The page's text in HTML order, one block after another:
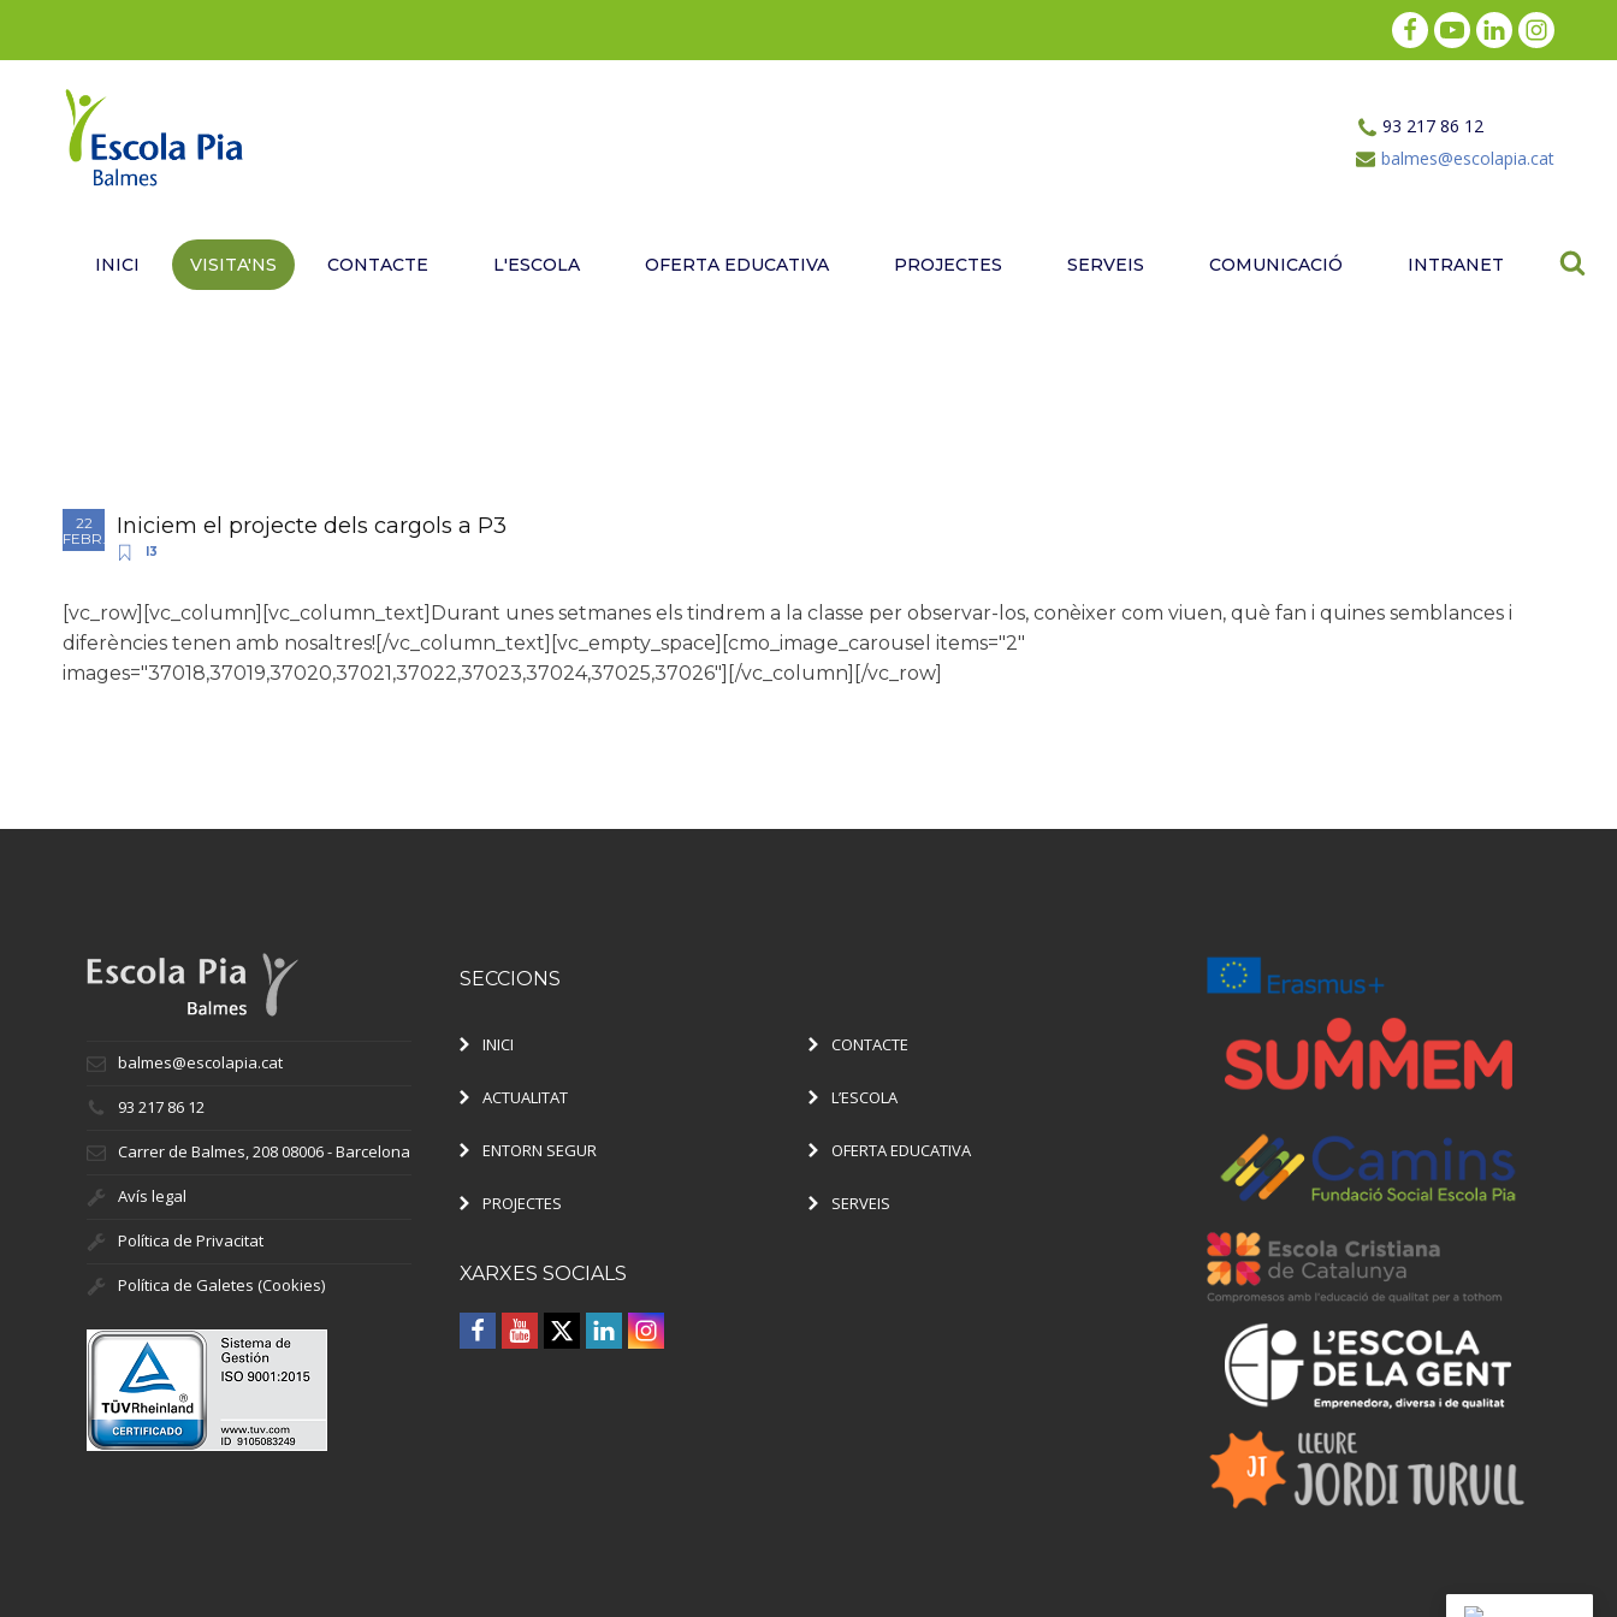
93 217 86 12
balmes@escolapia.cat
INICI VISITA'NS CONTACTE L'ESCOLA OFERTA EDUCATIVA PROJECTES SERVEIS COMUNICACIÓ INTRANET
22
FEBR.
Iniciem el projecte dels cargols a P3
I3
[vc_row][vc_column][vc_column_text]Durant unes setmanes els tindrem a la classe per observar-los, conèixer com viuen, què fan i quines semblances i
diferències tenen amb nosaltres![/vc_column_text][vc_empty_space][cmo_image_carousel items="2"
images="37018,37019,37020,37021,37022,37023,37024,37025,37026"][/vc_column][/vc_row]
balmes@escolapia.cat
93 217 86 12
Carrer de Balmes, 208 08006 - Barcelona
Avís legal
Política de Privacitat
Política de Galetes (Cookies)
SECCIONS
INICI CONTACTE
ACTUALITAT L’ESCOLA
ENTORN SEGUR OFERTA EDUCATIVA
PROJECTES SERVEIS
XARXES SOCIALS